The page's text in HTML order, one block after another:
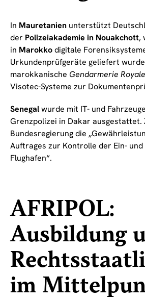
In Mauretanien unterstützt
der Polizeiakademie in Nouakchott,
in Marokkodigitale
Urkundenprüfgeräte geliefert
marokkanische Gendarmerie Royale
Visotec-Systeme zur
Senegalwurde mit IT- und
Grenzpolizei in Dakar ausgestattet.
Bundesregierung die
Auftrages zur Kontrolle der Ein-
Flughafen“.
AFRIPOL:
Ausbildung
im